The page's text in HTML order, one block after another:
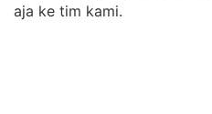
aja ke tim kami.